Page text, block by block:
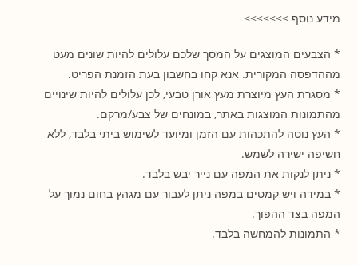
מידע נוסף >>>>>>>
* הצבעים המוצגים על המסך שלכם עלולים להיות שונים מעט
מההדפסה המקורית. אנא קחו בחשבון בעת הזמנת הפריט.
* מסגרת העץ מיוצרת מעץ אורן טבעי, לכן עלולים להיות שינויים
מהתמונות המוצגות באתר, במונחים של צבע/מרקם.
* העץ נוטה להתכהות עם הזמן ומיועד לשימוש ביתי בלבד, ללא
חשיפה ישירה לשמש.
* ניתן לנקות את המפה עם נייר יבש בלבד.
* במידה ויש קמטים במפה ניתן לעבור עם מגהץ בחום נמוך על
המפה בצד ההפוך.
* התמונות להמחשה בלבד.